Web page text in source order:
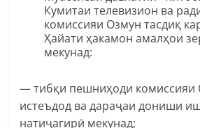
Кумитаи телевизион ва
комиссияи Озмун тасдиқ
Ҳайати ҳакамон амалҳои
мекунад:
— тибқи пешниҳоди комиссияи
истеъдод ва дараҷаи дониши
натиҷагирӣ мекунад;